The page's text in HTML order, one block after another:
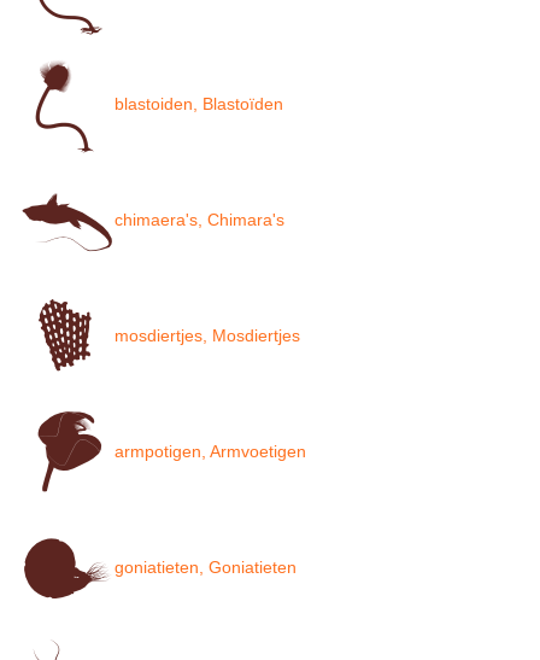
blastoiden, Blastoïden
chimaera's, Chimara's
mosdiertjes, Mosdiertjes
armpotigen, Armvoetigen
goniatieten, Goniatieten